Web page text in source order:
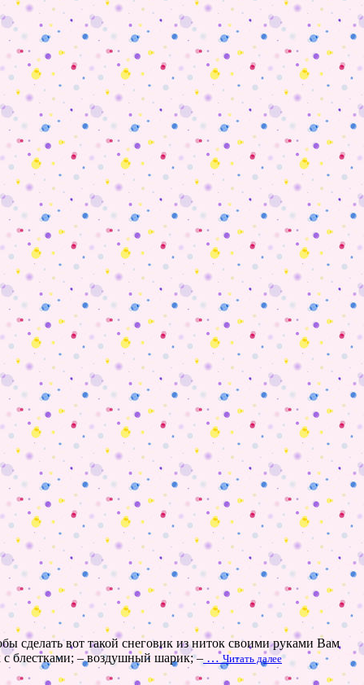
сделать вот такой снеговик из ниток своими руками Вам
с блестками; – воздушный шарик; –…Читать далее